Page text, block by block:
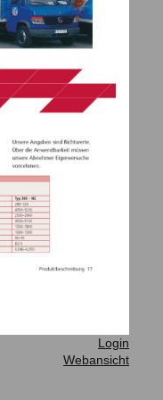
Login
Webansicht